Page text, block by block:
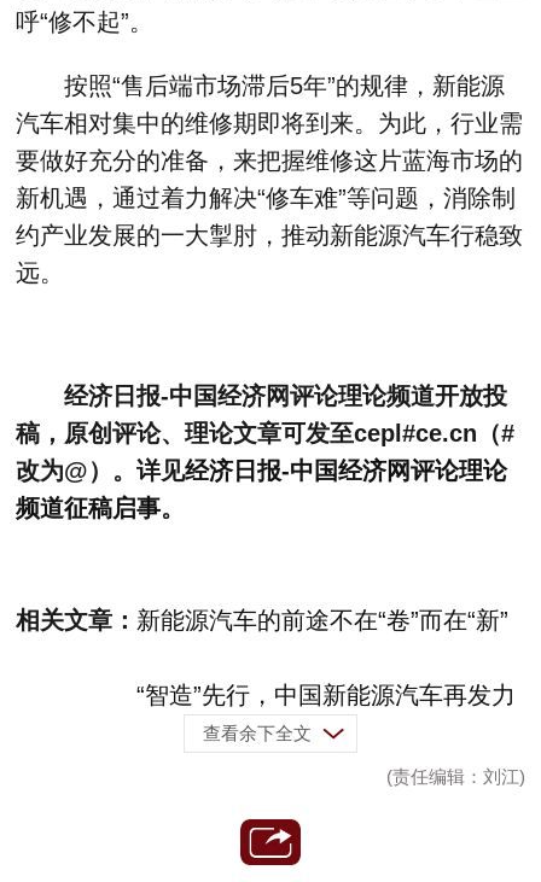
呼“修不起”。
按照“售后端市场滞后5年”的规律，新能源
汽车相对集中的维修期即将到来。为此，行业需
要做好充分的准备，来把握维修这片蓝海市场的
新机遇，通过着力解决“修车难”等问题，消除制
约产业发展的一大掣肘，推动新能源汽车行稳致
远。
经济日报-中国经济网评论理论频道开放投
稿，原创评论、理论文章可发至cepl#ce.cn（#
改为@）。详见经济日报-中国经济网评论理论
频道征稿启事。
相关文章： 新能源汽车的前途不在“卷”而在“新”
“智造”先行，中国新能源汽车再发力
查看余下全文
(责任编辑：刘江)